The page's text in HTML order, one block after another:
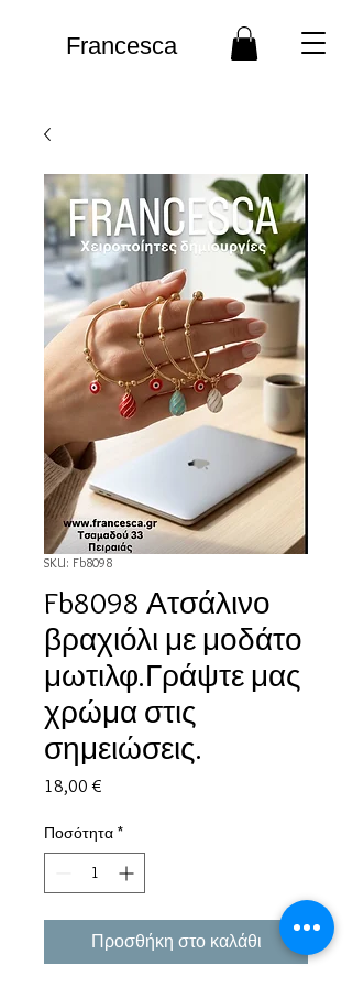
Francesca
SKU: Fb8098
Fb8098 Ατσάλινο
βραχιόλι με μοδάτο
μωτιλφ.Γράψτε μας
χρώμα στις
σημειώσεις.
18,00 €
Ποσότητα *
Προσθήκη στο καλάθι